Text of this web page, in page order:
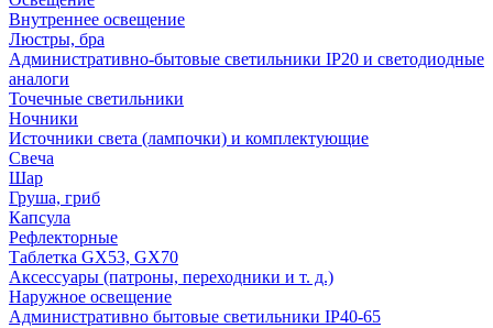
Внутреннее освещение
Люстры, бра
Административно-бытовые светильники IP20 и светодиодные
аналоги
Точечные светильники
Ночники
Источники света (лампочки) и комплектующие
Свеча
Шар
Груша, гриб
Капсула
Рефлекторные
Таблетка GX53, GX70
Аксессуары (патроны, переходники и т. д.)
Наружное освещение
Административно бытовые светильники IP40-65